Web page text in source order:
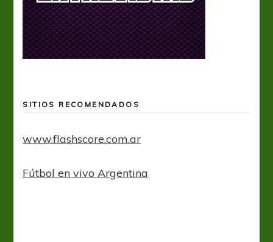
SITIOS RECOMENDADOS
www.flashscore.com.ar
Fútbol en vivo Argentina